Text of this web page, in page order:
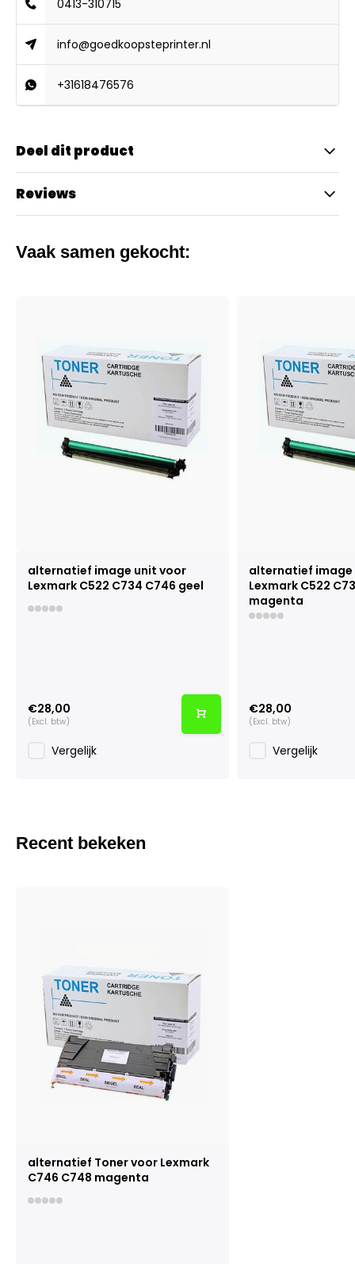
0413-310715
info@goedkoopsteprinter.nl
+31618476576
Deel dit product
Reviews
Vaak samen gekocht:
alternatief image unit voor
Lexmark C522 C734 C746 geel
€28,00
(Excl. btw)
Vergelijk
alternatief image
Lexmark C522
magenta
€28,00
(Excl. btw)
Vergelijk
Recent bekeken
alternatief Toner voor Lexmark
C746 C748 magenta